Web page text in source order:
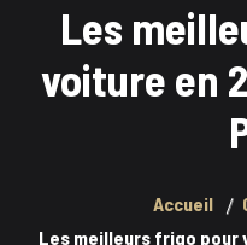
Les
voiture en
Accueil
Les meilleurs frigo pour